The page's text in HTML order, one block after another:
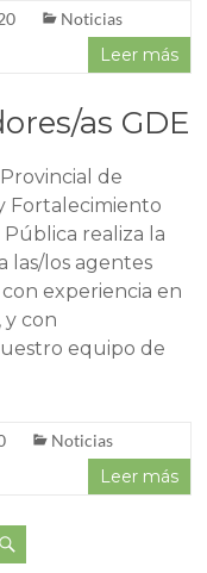
Noticias
Leer más
as GDE
de
Fortalecimiento
realiza la
las/los agentes
experiencia en
y con
equipo de
Noticias
Leer más